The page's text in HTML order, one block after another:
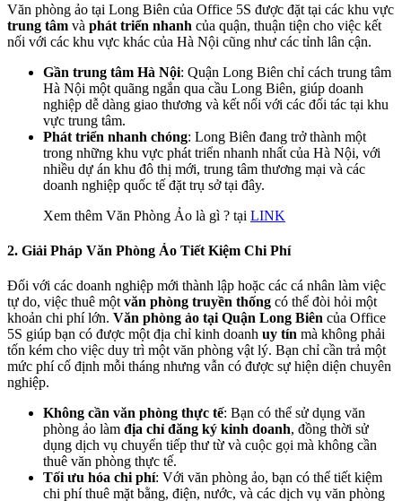
Văn phòng ảo tại Long Biên của Office 5S được đặt tại các khu vực
trung tâm và phát triển nhanh của quận, thuận tiện cho việc kết
nối với các khu vực khác của Hà Nội cũng như các tỉnh lân cận.
Gần trung tâm Hà Nội: Quận Long Biên chỉ cách trung tâm
Hà Nội một quãng ngắn qua cầu Long Biên, giúp doanh
nghiệp dễ dàng giao thương và kết nối với các đối tác tại khu
vực trung tâm.
Phát triển nhanh chóng: Long Biên đang trở thành một
trong những khu vực phát triển nhanh nhất của Hà Nội, với
nhiều dự án khu đô thị mới, trung tâm thương mại và các
doanh nghiệp quốc tế đặt trụ sở tại đây.
Xem thêm Văn Phòng Ảo là gì ? tại LINK
2. Giải Pháp Văn Phòng Ảo Tiết Kiệm Chi Phí
Đối với các doanh nghiệp mới thành lập hoặc các cá nhân làm việc
tự do, việc thuê mộtvăn phòng truyền thống có thể đòi hỏi một
khoản chi phí lớn. Văn phòng ảo tại Quận Long Biên của Office
5S giúp bạn có được một địa chỉ kinh doanh uy tín mà không phải
tốn kém cho việc duy trì một văn phòng vật lý. Bạn chỉ cần trả một
mức phí cố định mỗi tháng nhưng vẫn có được sự hiện diện chuyên
nghiệp.
Không cần văn phòng thực tế: Bạn có thể sử dụng văn
phòng ảo làm địa chỉ đăng ký kinh doanh, đồng thời sử
dụng dịch vụ chuyển tiếp thư từ và cuộc gọi mà không cần
thuê văn phòng thực tế.
Tối ưu hóa chi phí: Với văn phòng ảo, bạn có thể tiết kiệm
chi phí thuê mặt bằng, điện, nước, và các dịch vụ văn phòng